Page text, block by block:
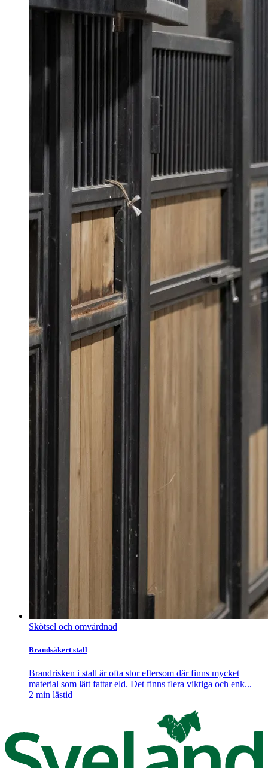
Skötsel och omvårdnad
Brandsäkert stall
Brandrisken i stall är ofta stor eftersom där finns mycket
material som lätt fattar eld. Det finns flera viktiga och enk...
2 min lästid